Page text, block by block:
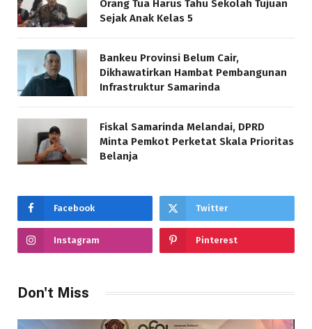
Orang Tua Harus Tahu Sekolah Tujuan
Sejak Anak Kelas 5
Bankeu Provinsi Belum Cair,
Dikhawatirkan Hambat Pembangunan
Infrastruktur Samarinda
Fiskal Samarinda Melandai, DPRD
Minta Pemkot Perketat Skala Prioritas
Belanja
Facebook Twitter
Instagram Pinterest
Don't Miss